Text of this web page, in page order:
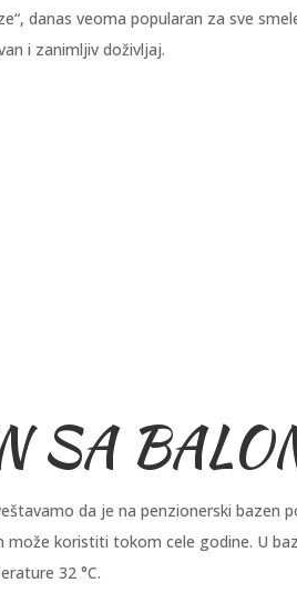
danas veoma popularan za sve
i zanimljiv doživljaj.
SA
da je na penzionerski bazen
može koristiti tokom cele godine. U
32 °C.